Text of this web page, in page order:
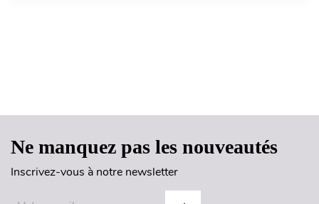
Ne manquez pas les nouveautés
Inscrivez-vous à notre newsletter